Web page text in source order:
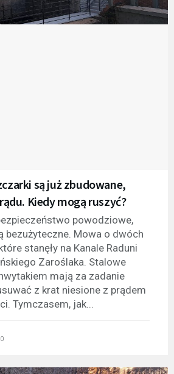
są już zbudowane,
Kiedy mogą ruszyć?
powodziowe,
bezużyteczne. Mowa o dwóch
stanęły na Kanale Raduni
Zaroślaka. Stalowe
mają za zadanie
z krat niesione z prądem
Tymczasem, jak...